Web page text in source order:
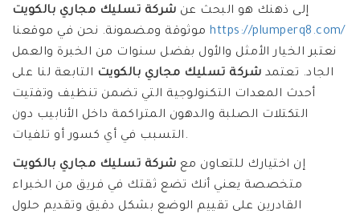
إلى ذهنك هو البحث عن شركة تسليك مجاري بالكويت
موثوقة ومضمونة. نحن في موقعناhttps://plumperq8.com/
نعتبر الخيار الأمثل والأول بفضل سنوات من الخبرة والعمل
الجاد. تعتمد شركة تسليك مجاري بالكويت التابعة لنا على
أحدث المعدات التكنولوجية التي تضمن تنظيف وتفتيت
التكتلات الصلبة والدهون المتراكمة داخل الأنابيب دون
التسبب في أي كسور أو تلفيات.
إن اختيارك للتعاون مع شركة تسليك مجاري بالكويت
متخصصة يعني أنك تضع ثقتك في فريق من الخبراء
القادرين على تقييم الوضع بشكل دقيق وتقديم حلول